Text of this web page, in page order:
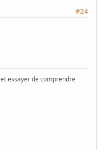
#24
essayer de comprendre